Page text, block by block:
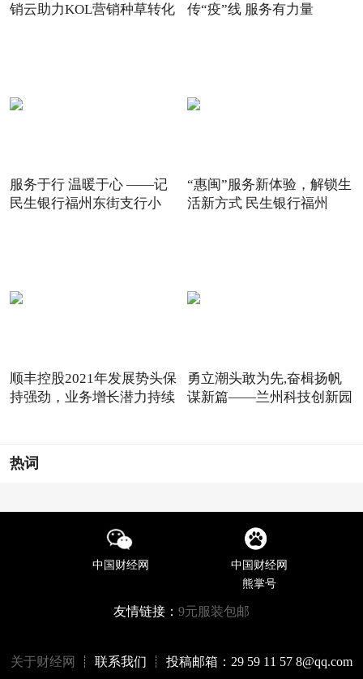
销云助力KOL营销种草转化
传“疫”线 服务有力量
服务于行 温暖于心 ——记
民生银行福州东街支行小
“惠闽”服务新体验，解锁生
活新方式 民生银行福州
顺丰控股2021年发展势头保
持强劲，业务增长潜力持续
勇立潮头敢为先,奋楫扬帆
谋新篇——兰州科技创新园
热词
中国财经网
中国财经网
熊掌号
友情链接： 9元服装包邮
关于财经网 ┊ 联系我们 ┊ 投稿邮箱：29 59 11 57 8@qq.com